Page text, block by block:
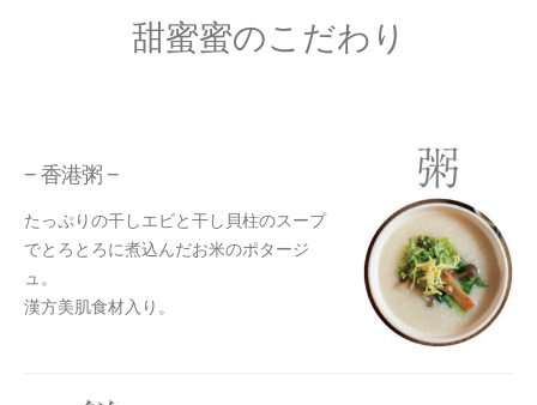
甜蜜蜜のこだわり
− 香港粥 −
たっぷりの干しエビと干し貝柱のスープ
でとろとろに煮込んだお米のポタージ
ュ。
漢方美肌食材入り。